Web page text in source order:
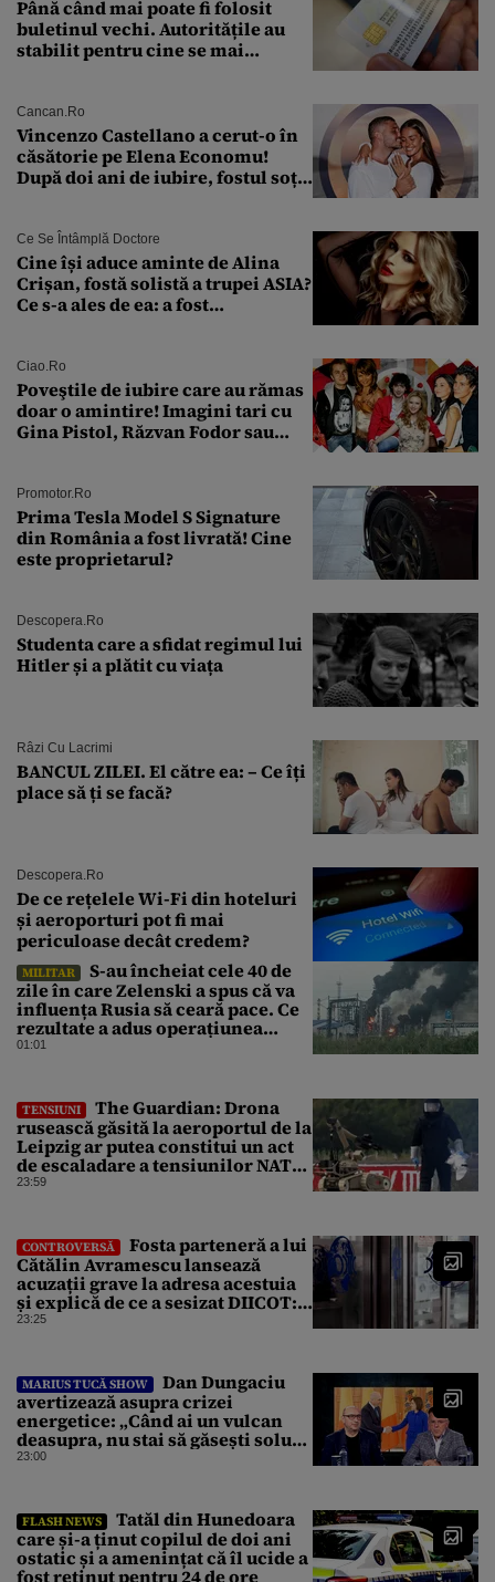
Până când mai poate fi folosit
buletinul vechi. Autoritățile au
stabilit pentru cine se mai
Cancan.ro
Vincenzo Castellano a cerut-o în
căsătorie pe Elena Economu!
După doi ani de iubire, fostul soț
Ce Se Întâmplă Doctore
Cine își aduce aminte de Alina
Crișan, fostă solistă a trupei ASIA?
Ce s-a ales de ea: a fost
Ciao.ro
Poveştile de iubire care au rămas
doar o amintire! Imagini tari cu
Gina Pistol, Răzvan Fodor sau
Promotor.ro
Prima Tesla Model S Signature
din România a fost livrată! Cine
este proprietarul?
Descopera.ro
Studenta care a sfidat regimul lui
Hitler și a plătit cu viața
Râzi Cu Lacrimi
BANCUL ZILEI. El către ea: – Ce îți
place să ți se facă?
Descopera.ro
De ce rețelele Wi-Fi din hoteluri
și aeroporturi pot fi mai
periculoase decât credem?
MILITAR
S-au încheiat cele 40 de
zile în care Zelenski a spus că va
influența Rusia să ceară pace. Ce
rezultate a adus operațiunea
Kievului
01:01
TENSIUNI
The Guardian: Drona
rusească găsită la aeroportul de la
Leipzig ar putea constitui un act
de escaladare a tensiunilor NATO-
Rusia
23:59
CONTROVERSĂ
Fosta parteneră a lui
Cătălin Avramescu lansează
acuzații grave la adresa acestuia
și explică de ce a sesizat DIICOT:
„Făcea baie complet dezbrăcat cu
23:25
MARIUS TUCĂ SHOW
Dan Dungaciu
avertizează asupra crizei
energetice: „Când ai un vulcan
deasupra, nu stai să găsești soluții
cu leucoplast”
23:00
FLASH NEWS
Tatăl din Hunedoara
care și-a ținut copilul de doi ani
ostatic și a amenințat că îl ucide a
fost reținut pentru 24 de ore